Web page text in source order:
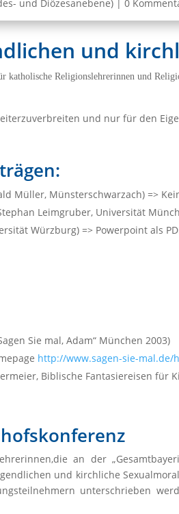
und Diözesanebene) |0
und
katholische Religionslehrerinnen und
und nur für den
Müller, Münsterschwarzach) =>
Leimgruber, Universität
Würzburg) => Powerpoint als
Sie mal, Adam“ München 2003)
http://www.sagen-sie-mal.de/
Biblische Fantasiereisen für
an der
und kirchliche
unterschrieben